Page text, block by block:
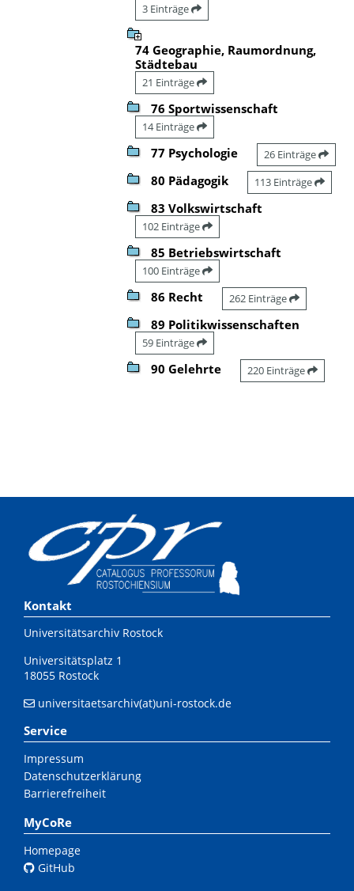
3 Einträge
74 Geographie, Raumordnung,
Städtebau
21 Einträge
76 Sportwissenschaft
14 Einträge
77 Psychologie 26 Einträge
80 Pädagogik 113 Einträge
83 Volkswirtschaft
102 Einträge
85 Betriebswirtschaft
100 Einträge
86 Recht 262 Einträge
89 Politikwissenschaften
59 Einträge
90 Gelehrte 220 Einträge
Kontakt
Universitätsarchiv Rostock
Universitätsplatz 1
18055 Rostock
universitaetsarchiv(at)uni-rostock.de
Service
Impressum
Datenschutzerklärung
Barrierefreiheit
MyCoRe
Homepage
GitHub